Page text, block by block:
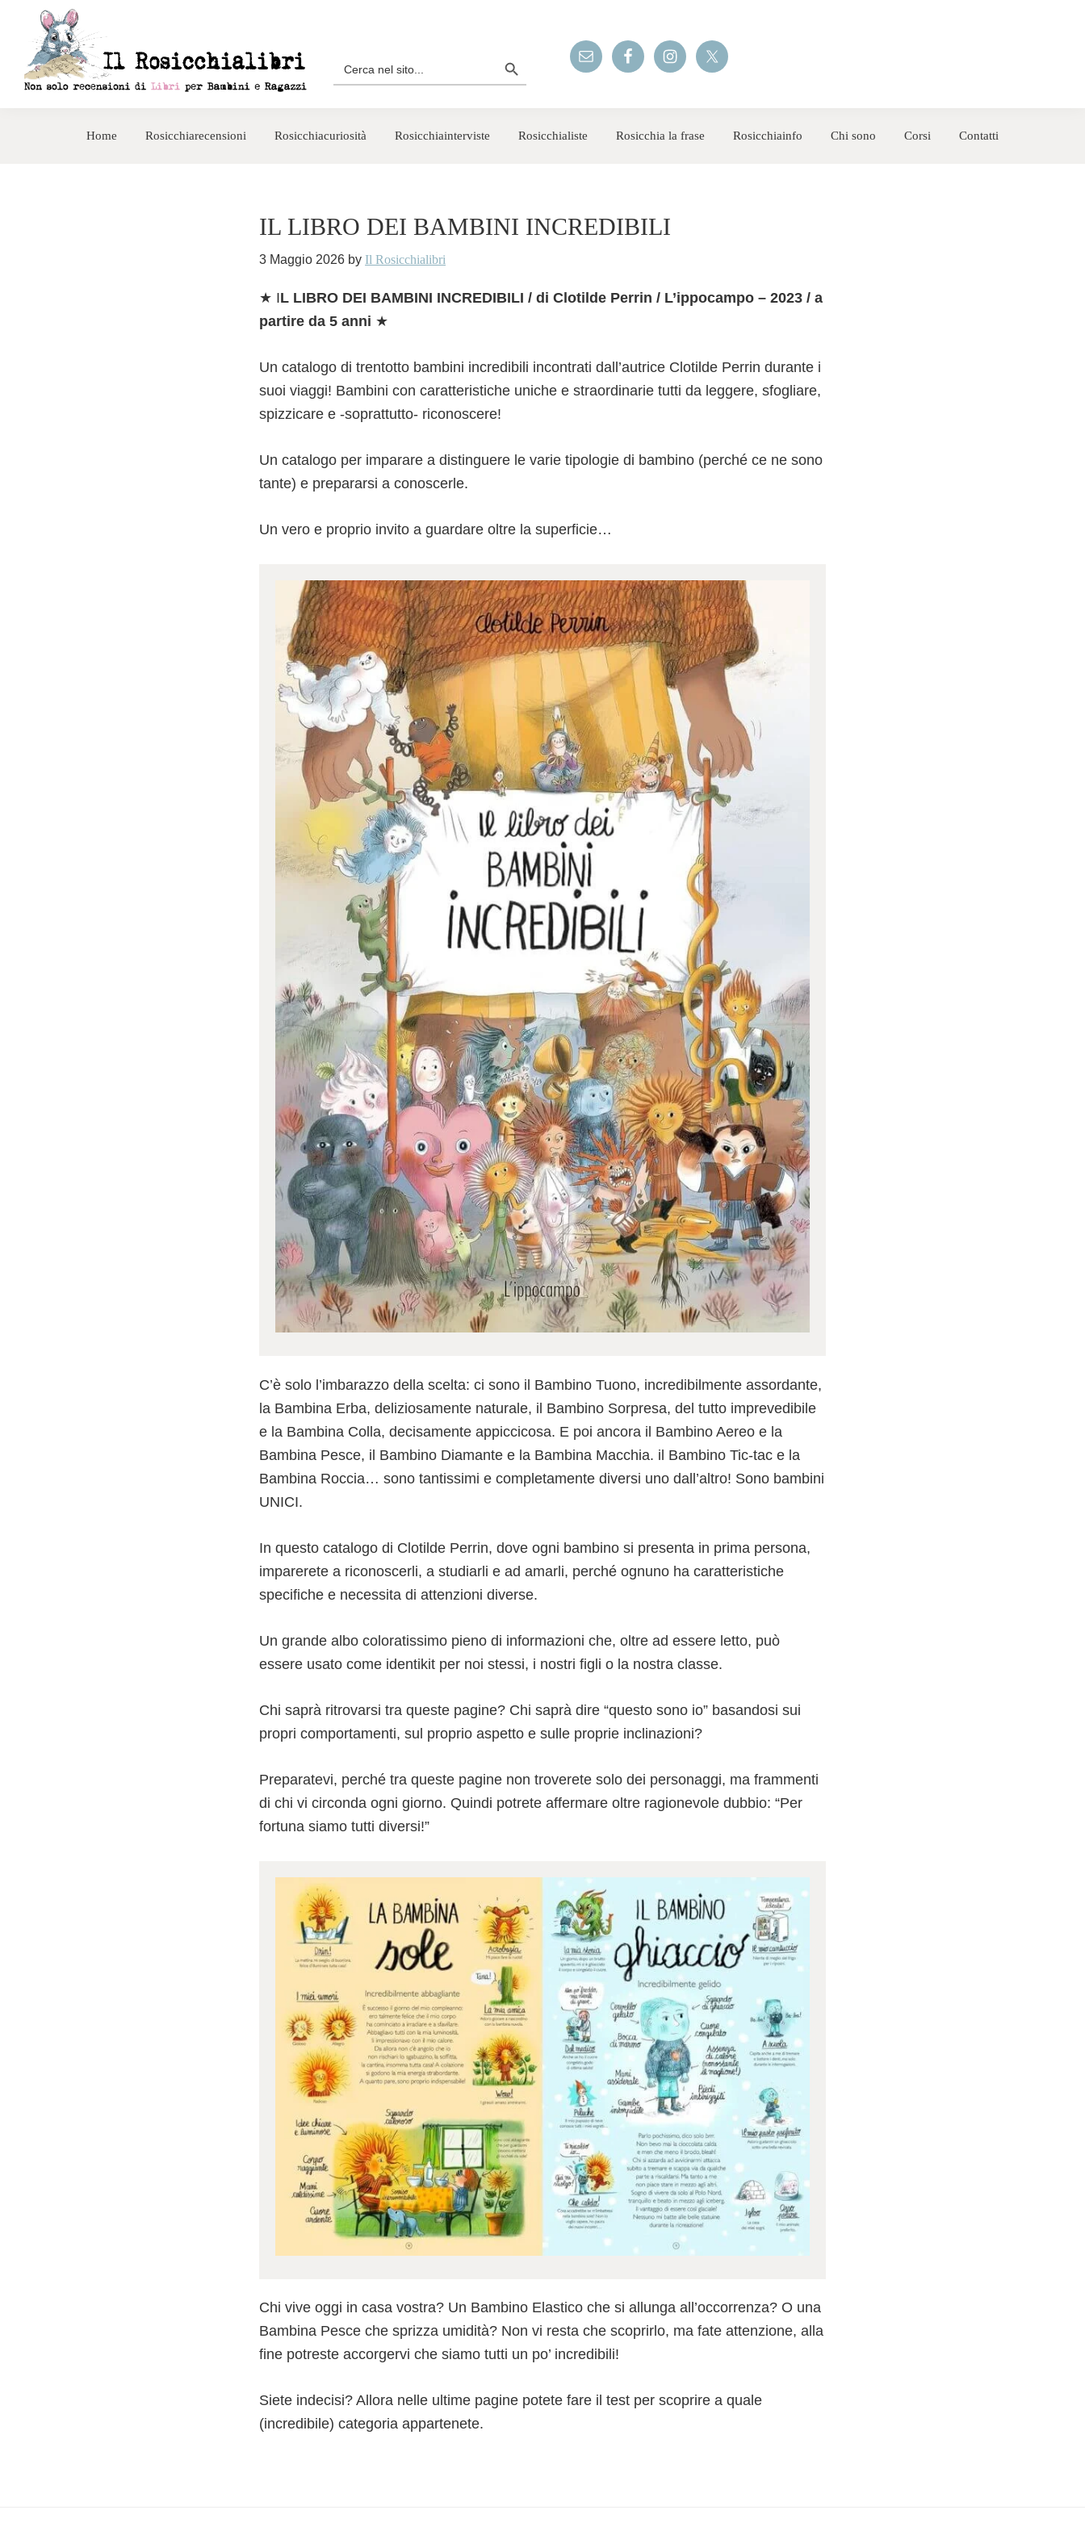
navigazione
primaria
contenuto
principale
Search
for:
Home Rosicchiarecensioni Rosicchiacuriosità Rosicchiainterviste Rosicchialiste Rosicchia la frase Rosicchiainfo Chi sono Corsi Contatti
IL LIBRO DEI BAMBINI INCREDIBILI
3 Maggio 2026 by Il Rosicchialibri
★ IL LIBRO DEI BAMBINI INCREDIBILI / di Clotilde Perrin / L’ippocampo – 2023 / a
partire da 5 anni ★
Un catalogo di trentotto bambini incredibili incontrati dall’autrice Clotilde Perrin durante i
suoi viaggi! Bambini con caratteristiche uniche e straordinarie tutti da leggere, sfogliare,
spizzicare e -soprattutto- riconoscere!
Un catalogo per imparare a distinguere le varie tipologie di bambino (perché ce ne sono
tante) e prepararsi a conoscerle.
Un vero e proprio invito a guardare oltre la superficie…
C’è solo l’imbarazzo della scelta: ci sono il Bambino Tuono, incredibilmente assordante,
la Bambina Erba, deliziosamente naturale, il Bambino Sorpresa, del tutto imprevedibile
e la Bambina Colla, decisamente appiccicosa. E poi ancora il Bambino Aereo e la
Bambina Pesce, il Bambino Diamante e la Bambina Macchia. il Bambino Tic-tac e la
Bambina Roccia… sono tantissimi e completamente diversi uno dall’altro! Sono bambini
UNICI.
In questo catalogo di Clotilde Perrin, dove ogni bambino si presenta in prima persona,
imparerete a riconoscerli, a studiarli e ad amarli, perché ognuno ha caratteristiche
specifiche e necessita di attenzioni diverse.
Un grande albo coloratissimo pieno di informazioni che, oltre ad essere letto, può
essere usato come identikit per noi stessi, i nostri figli o la nostra classe.
Chi saprà ritrovarsi tra queste pagine? Chi saprà dire “questo sono io” basandosi sui
propri comportamenti, sul proprio aspetto e sulle proprie inclinazioni?
Preparatevi, perché tra queste pagine non troverete solo dei personaggi, ma frammenti
di chi vi circonda ogni giorno. Quindi potrete affermare oltre ragionevole dubbio: “Per
fortuna siamo tutti diversi!”
Chi vive oggi in casa vostra? Un Bambino Elastico che si allunga all’occorrenza? O una
Bambina Pesce che sprizza umidità? Non vi resta che scoprirlo, ma fate attenzione, alla
fine potreste accorgervi che siamo tutti un po’ incredibili!
Siete indecisi? Allora nelle ultime pagine potete fare il test per scoprire a quale
(incredibile) categoria appartenete.